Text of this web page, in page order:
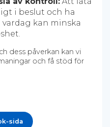
i beslut och ha
kan minska
dess påverkan kan vi
och få stöd för
sida